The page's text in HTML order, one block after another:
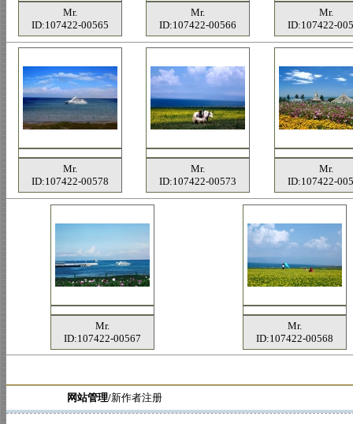
Mr.
ID:107422-00565
Mr.
ID:107422-00566
Mr.
ID:107422-
Mr.
ID:107422-00578
Mr.
ID:107422-00573
Mr.
ID:107422-
Mr.
ID:107422-00567
Mr.
ID:107422-00568
网站管理/新作者注册